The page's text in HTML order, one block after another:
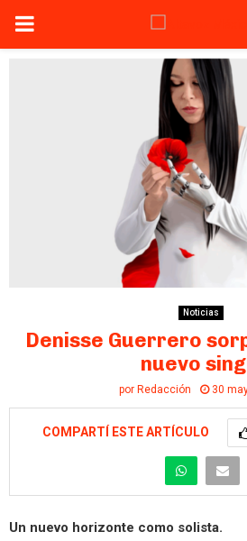
PRIMARY
Noticias
Denisse Guerrero
nuevo
por Redacción 30
COMPARTÍ ESTE ARTÍCULO
Un nuevo horizonte como solista.